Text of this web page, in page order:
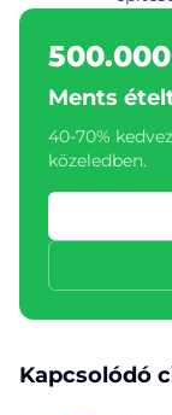
Ments
40-70%
közeledben.
Kapcsolódó